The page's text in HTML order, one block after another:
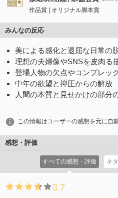
作品賞 オリジナル脚本賞
みんなの反応
美による感化と退屈な日常の
理想の夫婦像やSNSを皮肉る
登場人物の欠点やコンプレッ
中年の欲望と抑圧からの解放
人間の本質と見せかけの部分
この情報はユーザーの感想を元に自
感想・評価
すべての感想・評価 ネ
3.7